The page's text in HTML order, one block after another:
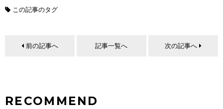
この記事のタグ
前の記事へ 記事一覧へ 次の記事へ
RECOMMEND